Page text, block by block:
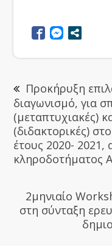
Προκήρυξη
διαγωνισμό, για
(μεταπτυχιακές)
(διδακτορικές)
έτους 2020-
κληροδοτήματος
2μηνιαίο
στη σύνταξη